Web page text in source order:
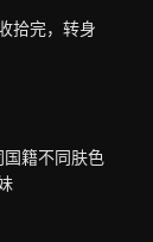
拾完，转身
国籍不同肤色